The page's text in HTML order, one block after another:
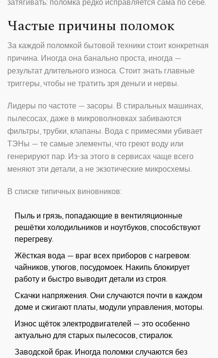
затягивать: поломка редко исправляется сама по себе.
Частые причины поломок
За каждой поломкой бытовой техники стоит конкретная
причина. Иногда она банально проста, иногда —
результат длительного износа. Стоит знать главные
триггеры, чтобы не тратить зря деньги и нервы.
Лидеры по частоте — засоры. В стиральных машинах,
пылесосах, даже в микроволновках забиваются
фильтры, трубки, клапаны. Вода с примесями убивает
ТЭНы — те самые элементы, что греют воду или
генерируют пар. Из-за этого в сервисах чаще всего
меняют эти детали, а не экзотические микросхемы.
В списке типичных виновников:
Пыль и грязь, попадающие в вентиляционные
решётки холодильников и ноутбуков, способствуют
перегреву.
Жёсткая вода — враг всех приборов с нагревом:
чайников, утюгов, посудомоек. Накипь блокирует
работу и быстро выводит детали из строя.
Скачки напряжения. Они случаются почти в каждом
доме и сжигают платы, модули управления, моторы.
Износ щёток электродвигателей — это особенно
актуально для старых пылесосов, стиралок.
Заводской брак. Иногда поломки случаются без